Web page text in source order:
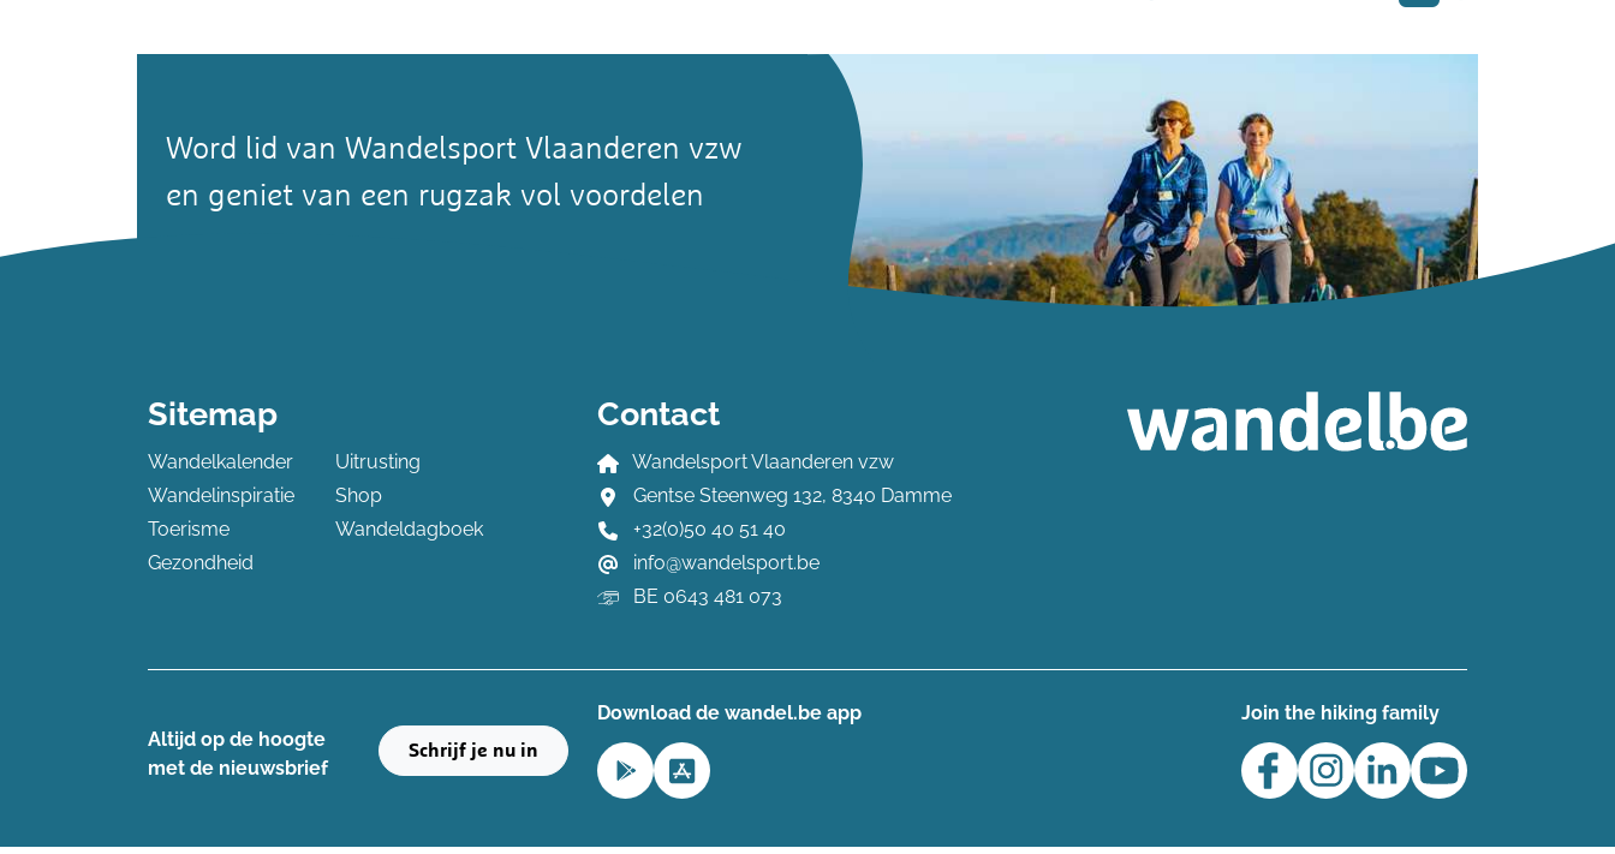
Word lid van Wandelsport Vlaanderen vzw
en geniet van een rugzak vol voordelen
Sitemap
Wandelkalender
Wandelinspiratie
Toerisme
Gezondheid
Uitrusting
Shop
Wandeldagboek
Contact
Wandelsport Vlaanderen vzw
Gentse Steenweg 132, 8340 Damme
+32(0)50 40 51 40
info@wandelsport.be
BE 0643 481 073
Altijd op de hoogte ​
met de nieuwsbrief
Schrijf je nu in
Download de wandel.be app Join the hiking family